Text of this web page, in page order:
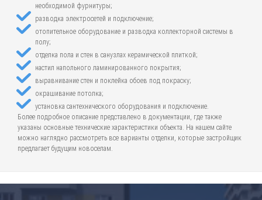
необходимой фурнитуры;
разводка электросетей и подключение;
отопительное оборудование и разводка коллекторной системы в
полу;
отделка пола и стен в санузлах керамической плиткой;
настил напольного ламинированного покрытия;
выравнивание стен и поклейка обоев под покраску;
окрашивание потолка;
установка сантехнического оборудования и подключение.
Более подробное описание представлено в документации, где также
указаны основные технические характеристики объекта. На нашем сайте
можно наглядно рассмотреть все варианты отделки, которые застройщик
предлагает будущим новоселам.